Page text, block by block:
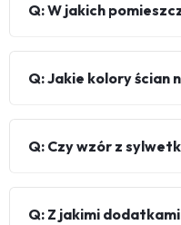
Q: W jakich
Q: Jakie kolory ścian
Q: Czy wzór z
Q: Z jakimi